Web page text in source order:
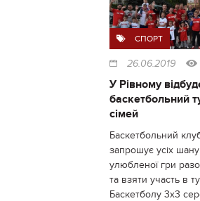
СПОРТ
26.06.2019
У Рівному
баскетбольний
сімей
Баскетбольний
запрошує усіх
улюбленої гри
та взяти участь в
Баскетболу 3х3